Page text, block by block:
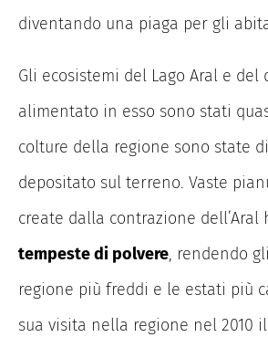
diventando una piaga per gli
Gli ecosistemi del Lago Aral e del
alimentato in esso sono stati
colture della regione sono state
depositato sul terreno. Vaste
create dalla contrazione
tempeste di polvere, rendendo
regione più freddi e le estati più
sua visita nella regione nel 2010